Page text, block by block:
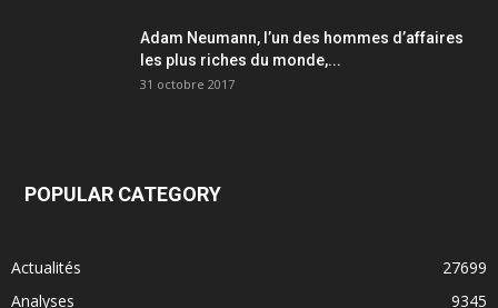
Adam Neumann, l’un des hommes d’affaires
les plus riches du monde,...
31 octobre 2017
POPULAR CATEGORY
Actualités
27699
Analyses
9345